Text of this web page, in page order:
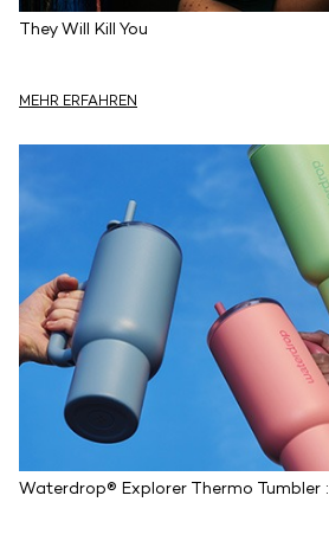
They Will Kill You
MEHR ERFAHREN
Waterdrop® Explorer Thermo Tumbler :